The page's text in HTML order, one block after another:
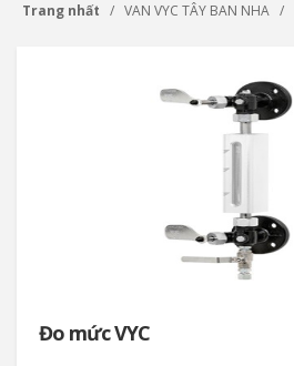
Trang nhất VAN VYC TÂY BAN NHA
Đo mức VYC